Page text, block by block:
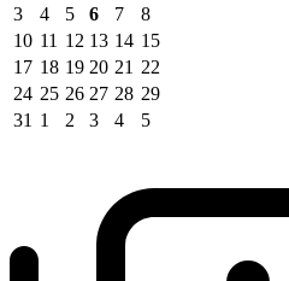
3 4 5 6 7 8
10 11 12 13 14 15
17 18 19 20 21 22
24 25 26 27 28 29
31 1 2 3 4 5